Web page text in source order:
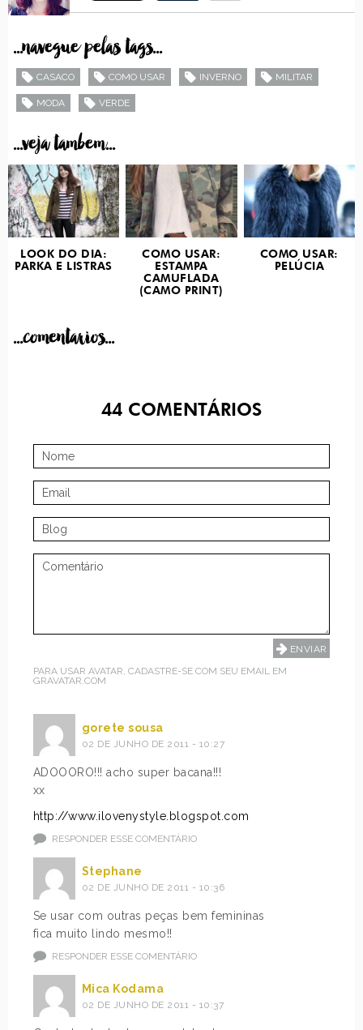
...navegue pelas tags...
CASACO COMO USAR INVERNO MILITAR
MODA VERDE
...veja tambem...
LOOK DO DIA:
PARKA E LISTRAS
COMO USAR:
ESTAMPA
CAMUFLADA
(CAMO PRINT)
COMO USAR:
PELÚCIA
...comentarios...
44 COMENTÁRIOS
PARA USAR AVATAR, CADASTRE-SE COM SEU EMAIL EM
GRAVATAR.COM
gorete sousa
02 DE JUNHO DE 2011 - 10:27
ADOOORO!!! acho super bacana!!!
xx
http://www.ilovenystyle.blogspot.com
RESPONDER ESSE COMENTÁRIO
Stephane
02 DE JUNHO DE 2011 - 10:36
Se usar com outras peças bem femininas
fica muito lindo mesmo!!
RESPONDER ESSE COMENTÁRIO
Mica Kodama
02 DE JUNHO DE 2011 - 10:37